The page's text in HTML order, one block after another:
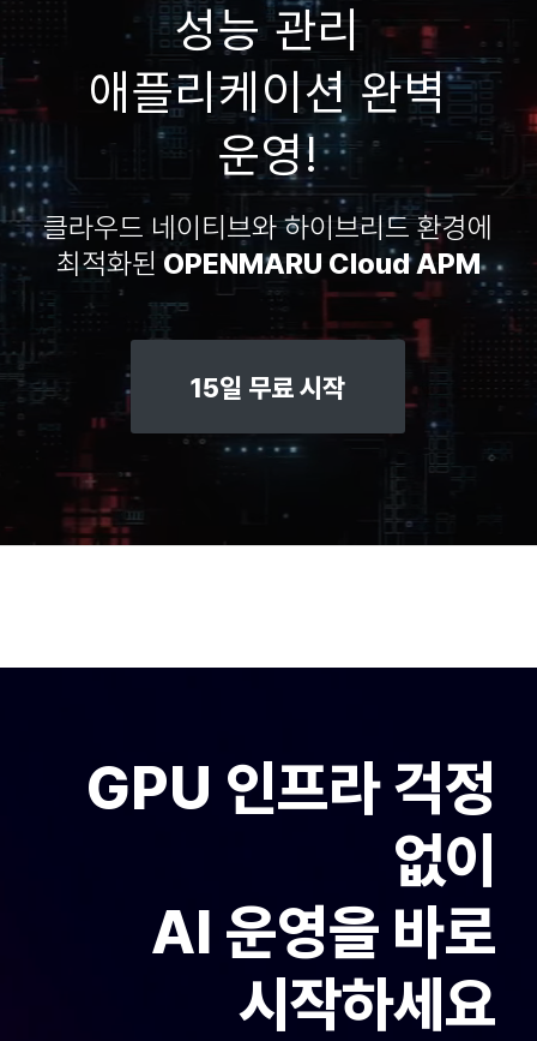
성능 관리
애플리케이션 완벽
운영!
클라우드 네이티브와 하이브리드 환경에
최적화된 OPENMARU Cloud APM
15일 무료 시작
GPU 인프라 걱정
없이
AI 운영을 바로
시작하세요